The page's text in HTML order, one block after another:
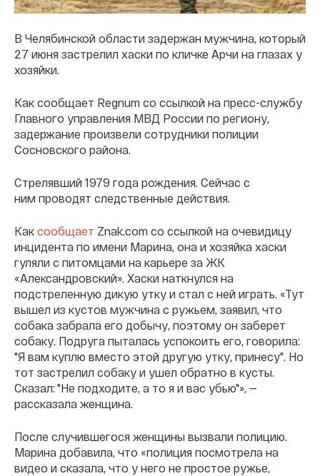
В Челябинской области задержан мужчина, который
27 июня застрелил хаски по кличке Арчи на глазах у
хозяйки.
Как сообщает Regnum со ссылкой на пресс-службу
Главного управления МВД России по региону,
задержание произвели сотрудники полиции
Сосновского района.
Стрелявший 1979 года рождения. Сейчас с
ним проводят следственные действия.
Как сообщает Znak.com со ссылкой на очевидицу
инцидента по имени Марина, она и хозяйка хаски
гуляли с питомцами на карьере за ЖК
«Александровский». Хаски наткнулся на
подстреленную дикую утку и стал с ней играть. «Тут
вышел из кустов мужчина с ружьем, заявил, что
собака забрала его добычу, поэтому он заберет
собаку. Подруга пыталась успокоить его, говорила:
"Я вам куплю вместо этой другую утку, принесу". Но
тот застрелил собаку и ушел обратно в кусты.
Сказал: "Не подходите, а то я и вас убью"», —
рассказала женщина.
После случившегося женщины вызвали полицию.
Марина добавила, что «полиция посмотрела на
видео и сказала, что у него не простое ружье,